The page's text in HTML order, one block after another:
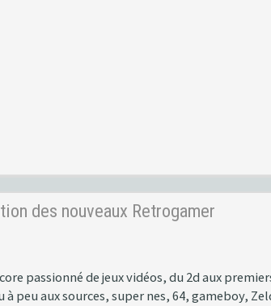
des nouveaux Retrogamer
passionné de jeux vidéos, du 2d aux
peu aux sources, super nes, 64, gameboy,